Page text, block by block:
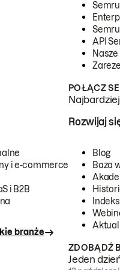
API
POŁĄCZ
i e-commerce
i B2B
branże
Rozwijaj
Blog
Baza
ZDOBĄDŹ
Jeden